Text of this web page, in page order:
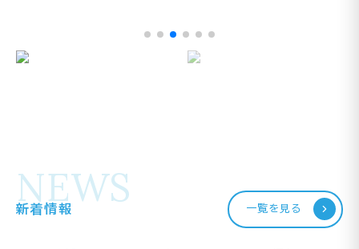
NEWS
新着情報 一覧を見る